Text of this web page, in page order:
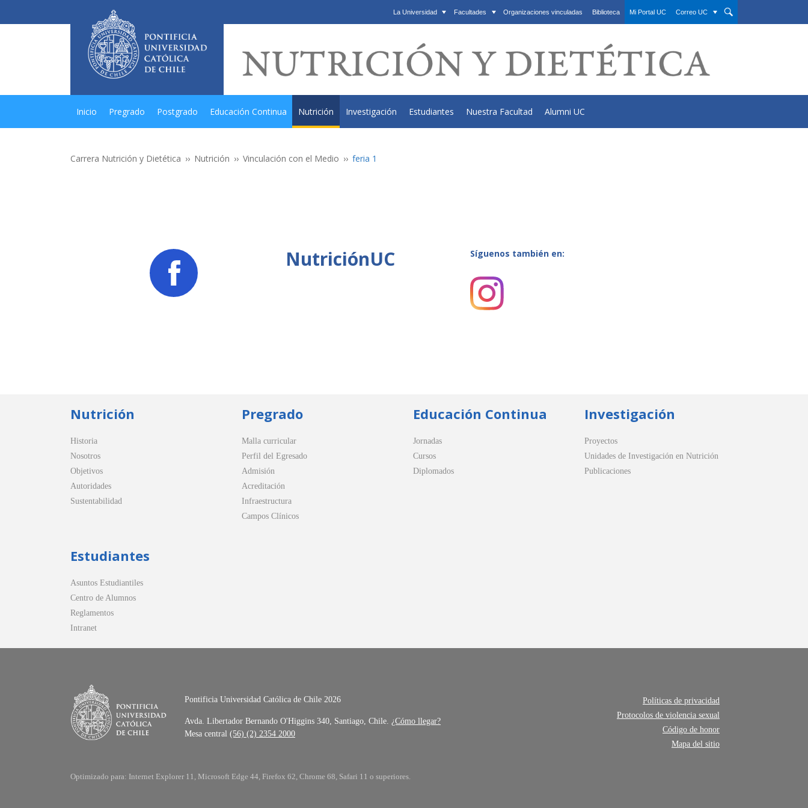
La Universidad Facultades Organizaciones vinculadas Biblioteca Mi Portal UC Correo UC
Inicio Pregrado Postgrado Educación Continua Nutrición Investigación Estudiantes Nuestra Facultad Alumni UC
Carrera Nutrición y Dietética Nutrición Vinculación con el Medio feria 1
NutriciónUC Síguenos también en:
Nutrición
Historia
Nosotros
Objetivos
Autoridades
Sustentabilidad
Pregrado
Malla curricular
Perfil del Egresado
Admisión
Acreditación
Infraestructura
Campos Clínicos
Educación Continua
Jornadas
Cursos
Diplomados
Investigación
Proyectos
Unidades de Investigación en Nutrición
Publicaciones
Estudiantes
Asuntos Estudiantiles
Centro de Alumnos
Reglamentos
Intranet
Pontificia Universidad Católica de Chile 2026
Avda. Libertador Bernando O'Higgins 340, Santiago, Chile. ¿Cómo llegar?
Mesa central (56) (2) 2354 2000
Políticas de privacidad
Protocolos de violencia sexual
Código de honor
Mapa del sitio
Optimizado para: Internet Explorer 11, Microsoft Edge 44, Firefox 62, Chrome 68, Safari 11 o superiores.